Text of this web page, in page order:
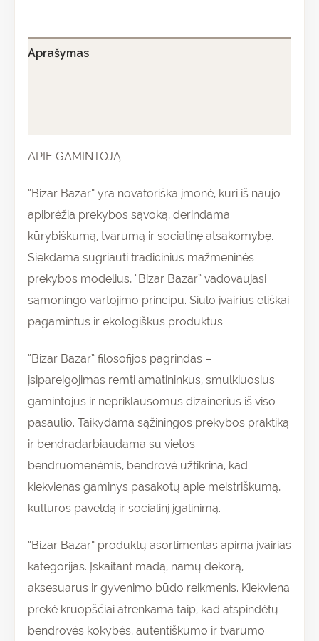
Aprašymas
APIE GAMINTOJĄ
“Bizar Bazar” yra novatoriška įmonė, kuri iš naujo
apibrėžia prekybos sąvoką, derindama
kūrybiškumą, tvarumą ir socialinę atsakomybę.
Siekdama sugriauti tradicinius mažmeninės
prekybos modelius, “Bizar Bazar” vadovaujasi
sąmoningo vartojimo principu. Siūlo įvairius etiškai
pagamintus ir ekologiškus produktus.
“Bizar Bazar” filosofijos pagrindas –
įsipareigojimas remti amatininkus, smulkiuosius
gamintojus ir nepriklausomus dizainerius iš viso
pasaulio. Taikydama sąžiningos prekybos praktiką
ir bendradarbiaudama su vietos
bendruomenėmis, bendrovė užtikrina, kad
kiekvienas gaminys pasakotų apie meistriškumą,
kultūros paveldą ir socialinį įgalinimą.
“Bizar Bazar” produktų asortimentas apima įvairias
kategorijas. Įskaitant madą, namų dekorą,
aksesuarus ir gyvenimo būdo reikmenis. Kiekviena
prekė kruopščiai atrenkama taip, kad atspindėtų
bendrovės kokybės, autentiškumo ir tvarumo